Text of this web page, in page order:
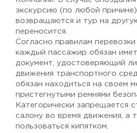
экскурсию (по любой
возвращаются и тур на
переносится.
Согласно правилам
каждый пассажир обязан
документ, удостоверяющий
движения транспортного
обязан находиться на своем
пристегнутыми ремнями
Категорически запрещается
салону во время движения, а
пользоваться кипятком.